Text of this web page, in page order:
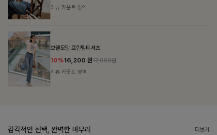
감각적인 선택, 완벽한 마무리 더보기